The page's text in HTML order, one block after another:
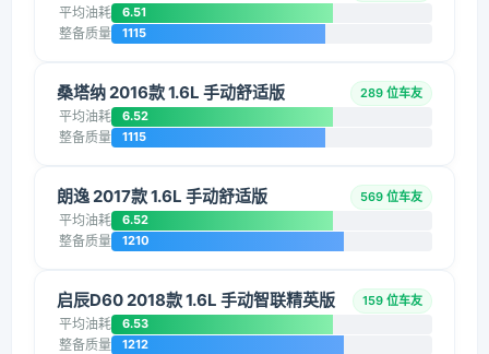
平均油耗 6.51
整备质量 1115
桑塔纳 2016款 1.6L 手动舒适版 289 位车友
平均油耗 6.52
整备质量 1115
朗逸 2017款 1.6L 手动舒适版 569 位车友
平均油耗 6.52
整备质量 1210
启辰D60 2018款 1.6L 手动智联精英版 159 位车友
平均油耗 6.53
整备质量 1212